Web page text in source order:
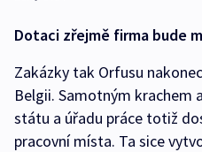
Dotaci zřejmě firma bude
Zakázky tak Orfusu
Belgii. Samotným krachem
státu a úřadu práce totiž
pracovní místa. Ta sice